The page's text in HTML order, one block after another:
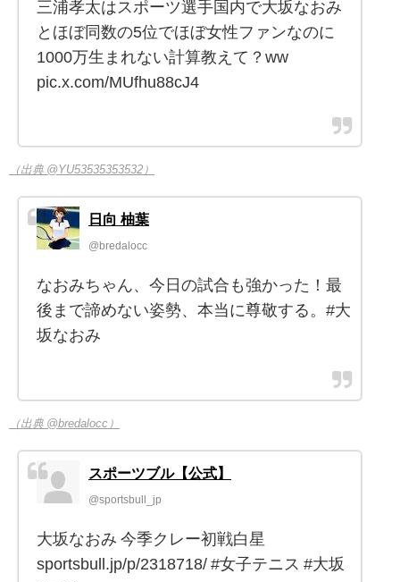
三浦孝太はスポーツ選手国内で大坂なおみ
とほぼ同数の5位でほぼ女性ファンなのに
1000万生まれない計算教えて？ww
pic.x.com/MUfhu88cJ4
（出典 @YU53535353532）
日向 柚葉
@bredalocc
なおみちゃん、今日の試合も強かった！最
後まで諦めない姿勢、本当に尊敬する。#大
坂なおみ
（出典 @bredalocc）
スポーツブル【公式】
@sportsbull_jp
大坂なおみ 今季クレー初戦白星
sportsbull.jp/p/2318718/ #女子テニス #大坂